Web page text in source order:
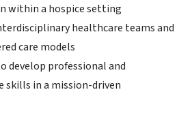
within a hospice setting
healthcare teams and
care models
develop professional and
skills in a mission-driven